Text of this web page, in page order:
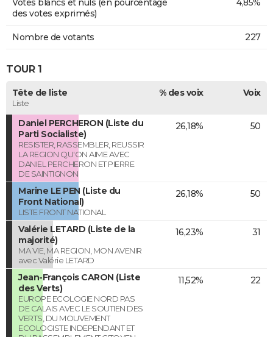
Votes blancs et nuls (en pourcentage
des votes exprimés)
4,85%
Nombre de votants 227
TOUR 1
Tête de liste
Liste
% des voix Voix
Daniel PERCHERON (Liste du
Parti Socialiste)
RESISTER, RASSEMBLER, REUSSIR
LA REGION QU'ON AIME AVEC
DANIEL PERCHERON ET PIERRE
DE SAINTIGNON
26,18% 50
Marine LE PEN (Liste du
Front National)
LISTE FRONT NATIONAL
26,18% 50
Valérie LETARD (Liste de la
majorité)
MA VIE, MA REGION, MON AVENIR
avec Valérie LETARD
16,23% 31
Jean-François CARON (Liste
des Verts)
EUROPE ECOLOGIE NORD PAS
DE CALAIS AVEC LE SOUTIEN DES
VERTS, DU MOUVEMENT
ECOLOGISTE INDEPENDANT ET
11,52% 22